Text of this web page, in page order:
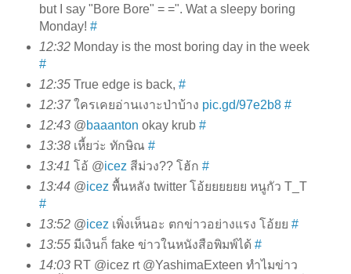
but I say "Bore Bore" = =". Wat a sleepy boring
Monday! #
12:32Monday is the most boring day in the week
#
12:35True edge is back, #
12:37ใครเคยอ่านเงาะป่าบ้าง pic.gd/97e2b8 #
12:43@baaanton okay krub #
13:38เหี้ยว่ะ ทักษิณ #
13:41 โอ้ @icez สีม่วง?? โฮ้ก #
13:44@icez พื้นหลัง twitter โอ้ยยยยยย หนูกัว T_T
#
13:52@icez เพิ่งเห็นอะ ตกข่าวอย่างแรง โอ้ยย #
13:55มีเงินก็ fake ข่าวในหนังสือพิมพ์ได้ #
14:03RT @icez rt @YashimaExteen ทำไมข่าว